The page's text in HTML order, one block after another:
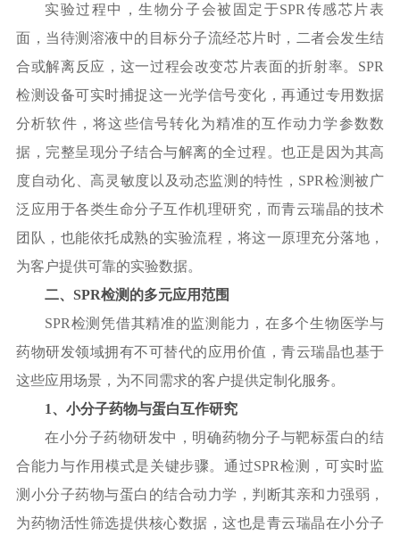
实验过程中，生物分子会被固定于SPR传感芯片表
面，当待测溶液中的目标分子流经芯片时，二者会发生结
合或解离反应，这一过程会改变芯片表面的折射率。SPR
检测设备可实时捕捉这一光学信号变化，再通过专用数据
分析软件，将这些信号转化为精准的互作动力学参数数
据，完整呈现分子结合与解离的全过程。也正是因为其高
度自动化、高灵敏度以及动态监测的特性，SPR检测被广
泛应用于各类生命分子互作机理研究，而青云瑞晶的技术
团队，也能依托成熟的实验流程，将这一原理充分落地，
为客户提供可靠的实验数据。
二、 SPR检测的多元应用范围
SPR检测凭借其精准的监测能力，在多个生物医学与
药物研发领域拥有不可替代的应用价值，青云瑞晶也基于
这些应用场景，为不同需求的客户提供定制化服务。
1、小分子药物与蛋白互作研究
在小分子药物研发中，明确药物分子与靶标蛋白的结
合能力与作用模式是关键步骤。通过SPR检测，可实时监
测小分子药物与蛋白的结合动力学，判断其亲和力强弱，
为药物活性筛选提供核心数据，这也是青云瑞晶在小分子